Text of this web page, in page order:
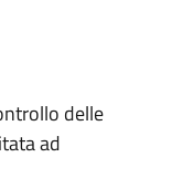
delle
ad